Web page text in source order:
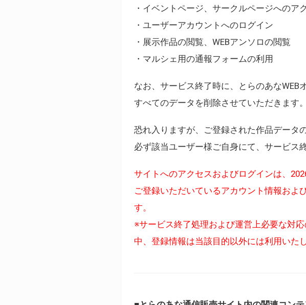
・イベントページ、サークルページへのア
・ユーザーアカウントへのログイン
・展示作品の閲覧、WEBアンソロの閲覧
・マルシェ用の通報フォームの利用
なお、サービス終了時に、とらのあなWEB
すべてのデータを削除させていただきます。
恐れ入りますが、ご登録された作品データ
必ず該当ユーザー様ご自身にて、サービス
サイトへのアクセスおよびログインは、
ご登録いただいているアカウント情報およ
す。
※サービス終了処理および運営上必要な対
中、登録情報は当該目的以外には利用いた